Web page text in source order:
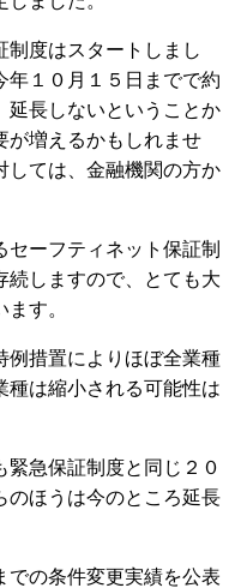
制度はスタートしまし
年１０月１５日までで約
延長しないということか
が増えるかもしれませ
しては、金融機関の方か
ーフティネット保証制
続しますので、とても大
ます。
例措置によりほぼ全業種
種は縮小される可能性は
急保証制度と同じ２０
のほうは今のところ延長
での条件変更実績を公表